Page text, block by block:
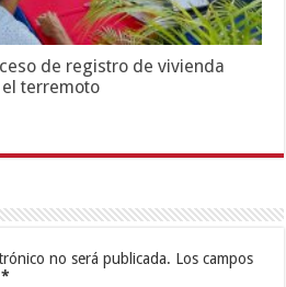
de registro de vivienda
terremoto
no será publicada. Los campos
*